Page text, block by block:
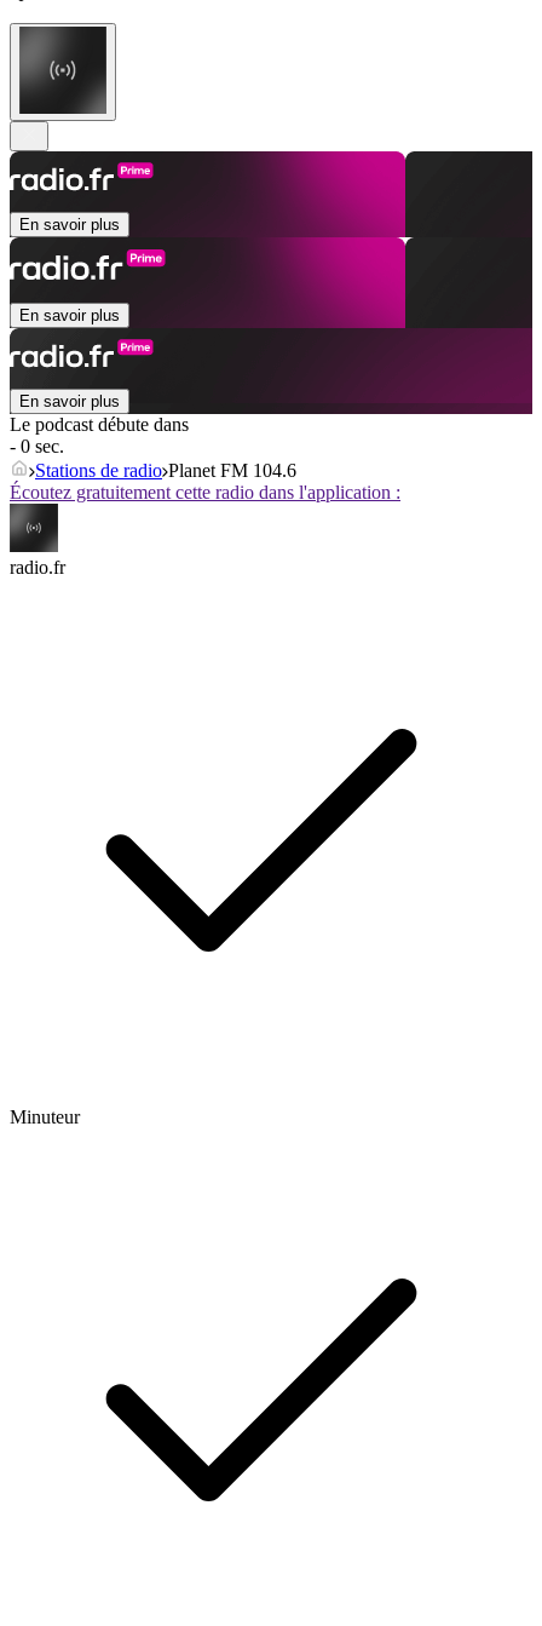
En savoir plus
En savoir plus
En savoir plus
Le podcast débute dans
- 0 sec.
Stations de radio Planet FM 104.6
Écoutez gratuitement cette radio dans l'application :
radio.fr
Minuteur